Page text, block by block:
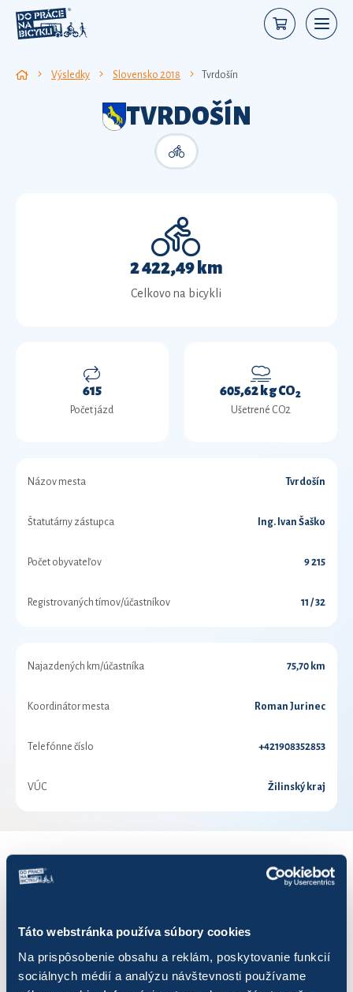
Táto webstránka používa súbory cookies
Na prispôsobenie obsahu a reklám, poskytovanie funkcií
sociálnych médií a analýzu návštevnosti používame
Výsledky Slovensko 2018 Tvrdošín
TVRDOŠÍN
2 422,49 km
Celkovo na bicykli
615
Počet jázd
605,62 kg CO2
Ušetrené CO2
Názov mesta Tvrdošín
Štatutárny zástupca Ing. Ivan Šaško
Počet obyvateľov 9 215
Registrovaných tímov/účastníkov 11 / 32
Najazdených km/účastníka 75,70 km
Koordinátor mesta Roman Jurinec
Telefónne číslo +421908352853
VÚC Žilinský kraj
VÝSLEDKY PRE ROK 2018
Zobraziť výsledkov